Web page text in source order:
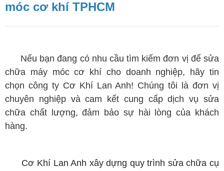
móc cơ khí TPHCM
Nếu bạn đang có nhu cầu tìm kiếm đơn vị để sửa
chữa máy móc cơ khí cho doanh nghiệp, hãy tin
chọn công ty Cơ Khí Lan Anh! Chúng tôi là đơn vị
chuyên nghiệp và cam kết cung cấp dịch vụ sửa
chữa chất lượng, đảm bảo sự hài lòng của khách
hàng.
Cơ Khí Lan Anh xây dựng quy trình sửa chữa cụ